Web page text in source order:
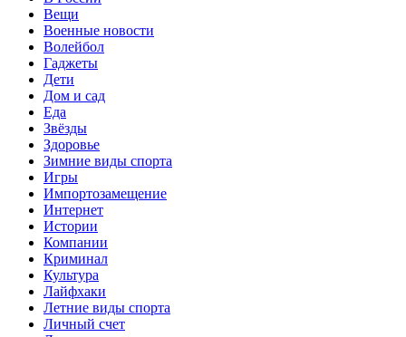
Вещи
Военные новости
Волейбол
Гаджеты
Дети
Дом и сад
Еда
Звёзды
Здоровье
Зимние виды спорта
Игры
Импортозамещение
Интернет
Истории
Компании
Криминал
Культура
Лайфхаки
Летние виды спорта
Личный счет